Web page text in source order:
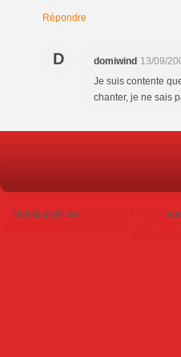
Répondre
D domiwind 13/09/
Je suis contente
chanter, je ne sais
Voir le profil de